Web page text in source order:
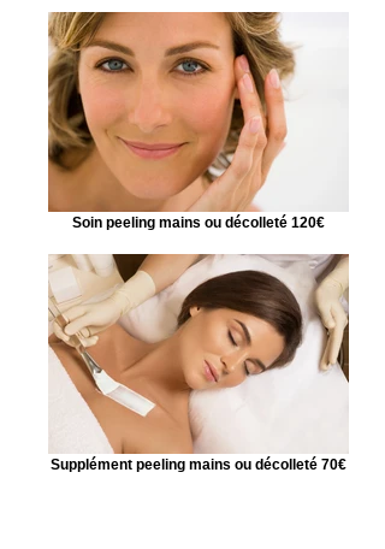
Soin peeling mains ou décolleté 120€
Supplément peeling mains ou décolleté 70€